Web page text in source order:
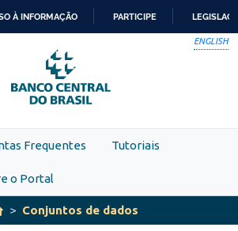
PARA
O
CONTEÚDO
À INFORMAÇÃO PARTICIPE
ENGLISH
Frequentes Tutoriais
o Portal
Conjuntos de dados